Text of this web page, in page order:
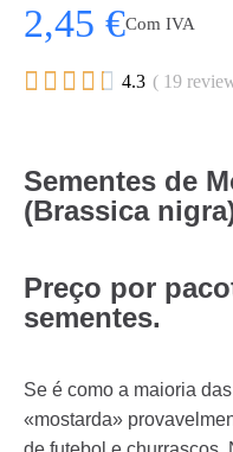
2,45 €Com IVA
     4.3 ( 19
Sementes de
(Brassica
Preço por
sementes.
Se é como a maioria
«mostarda»